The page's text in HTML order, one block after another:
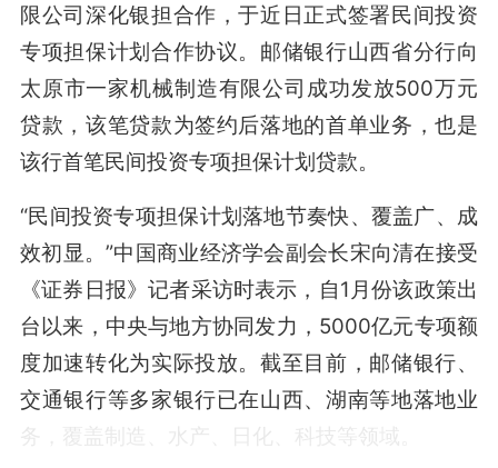
限公司深化银担合作，于近日正式签署民间投资
专项担保计划合作协议。邮储银行山西省分行向
太原市一家机械制造有限公司成功发放500万元
贷款，该笔贷款为签约后落地的首单业务，也是
该行首笔民间投资专项担保计划贷款。
“民间投资专项担保计划落地节奏快、覆盖广、成
效初显。”中国商业经济学会副会长宋向清在接受
《证券日报》记者采访时表示，自1月份该政策出
台以来，中央与地方协同发力，5000亿元专项额
度加速转化为实际投放。截至目前，邮储银行、
交通银行等多家银行已在山西、湖南等地落地业